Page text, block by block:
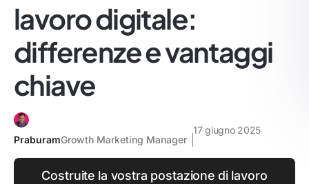
lavoro digitale:
differenze e vantaggi
chiave
PraburamGrowth Marketing Manager
17 giugno 2025
Costruite la vostra postazione di lavoro